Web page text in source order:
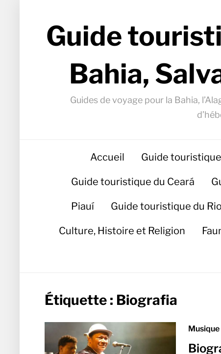
Guide
Bahia,
Guides de voyage pour la Bahia,
Accueil Guide
Guide touristique du Ceará
Piauí Guide touristique du
Culture, Histoire et Religion
Étiquette : Biografia